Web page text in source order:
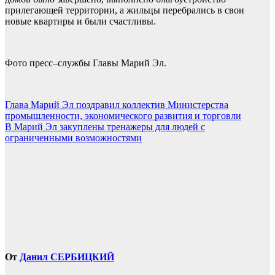
прилегающей территории, а жильцы перебрались в свои
новые квартиры и были счастливы.​​​​​
Фото пресс–службы Главы Марий Эл.
Навигация
по
записям
Глава Марий Эл поздравил коллектив Министерства
промышленности, экономического развития и торговли
В Марий Эл закуплены тренажеры для людей с
ограниченными возможностями
От Данил СЕРБИЦКИЙ